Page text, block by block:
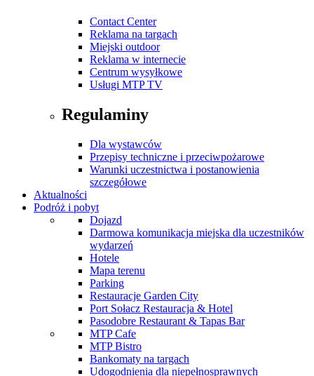
Contact Center
Reklama na targach
Miejski outdoor
Reklama w internecie
Centrum wysyłkowe
Usługi MTP TV
Regulaminy
Dla wystawców
Przepisy techniczne i przeciwpożarowe
Warunki uczestnictwa i postanowienia
szczegółowe
Aktualności
Podróż i pobyt
Dojazd
Darmowa komunikacja miejska dla uczestników
wydarzeń
Hotele
Mapa terenu
Parking
Restauracje Garden City
Port Sołacz Restauracja & Hotel
Pasodobre Restaurant & Tapas Bar
MTP Cafe
MTP Bistro
Bankomaty na targach
Udogodnienia dla niepełnosprawnych